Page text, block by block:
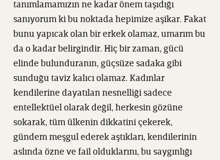
tanımlamamızın ne kadar önem taşıdığı
sanıyorum ki bu noktada hepimize aşikar. Fakat
bunu yapıcak olan bir erkek olamaz, umarım bu
da o kadar belirgindir. Hiç bir zaman, gücü
elinde bulunduranın, güçsüze sadaka gibi
sunduğu taviz kalıcı olamaz. Kadınlar
kendilerine dayatılan nesnelliği sadece
entellektüel olarak değil, herkesin gözüne
sokarak, tüm ülkenin dikkatini çekerek,
gündem meşgul ederek aştıkları, kendilerinin
aslında özne ve fail olduklarını, bu saygınlığı